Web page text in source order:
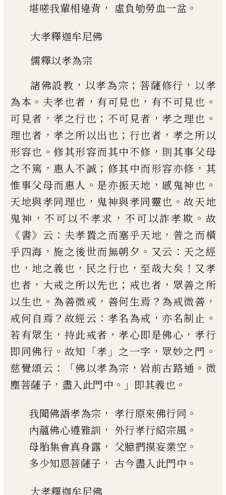
堪嗟我輩相違背 ， 虛負劬勞血一盆 。
大孝釋迦牟尼佛
儒釋以孝為宗
諸佛設教 ， 以孝為宗 ； 菩薩修行 ， 以孝
為本 。 夫孝也者 ， 有可見也 ， 有不可見也 。
可見者 ，孝之行也 ； 不可見者 ，孝之理也 。
理也者 ，孝之所以出也 ； 行也者 ， 孝之所以
形容也 。修其形容而其中不修 ， 則其事父母
之不篤 ， 惠人不誠 ； 修其中而形容亦修 ， 其
惟事父母而惠人 。 是亦振天地 ， 感鬼神也 。
天地與孝同理也 ， 鬼神與孝同靈也 。故天地
鬼神 ，不可以不孝求 ， 不可以詐孝欺 。 故
《書》 云 ： 夫孝置之而塞乎天地 ， 普之而橫
乎四海 ， 施之後世而無朝夕 。 又云 ： 天之經
也 ， 地之義也 ， 民之行也 ， 至哉大矣 ！ 又孝
也者 ， 大戒之所以先也 ； 戒也者 ， 眾善之所
以生也 。 為善微戒 ， 善何生焉 ？ 為戒微善 ，
戒何自焉 ？ 故經云 ： 孝名為戒 ，亦名制止 。
若有眾生 ， 持此戒者 ，孝心即是佛心 ，孝行
即同佛行 。 故知 「孝 」 之一字 ， 眾妙之門 。
慈覺頌云 ：「佛以孝為宗 ，岩前古路通 。 微
塵菩薩子 ， 盡入此門中 。」 即其義也 。
我聞佛語孝為宗 ， 孝行原來佛行同 。
內蘊佛心遵雅訓 ， 外行孝行紹宗風 。
母胎集會真身露 ， 父臆捫摸妄業空 。
多少知恩菩薩子 ， 古今盡入此門中 。
大孝釋迦牟尼佛